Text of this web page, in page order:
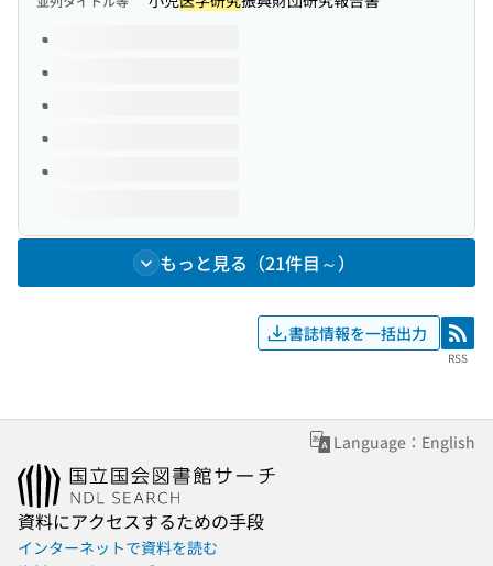
このタイトルの巻号
もっと見る（21件目～）
書誌情報を一括出力 RSS
RSS
Language：English
資料にアクセスするための手段
インターネットで資料を読む